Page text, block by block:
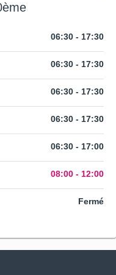
06:30 - 17:30
06:30 - 17:30
06:30 - 17:30
06:30 - 17:30
06:30 - 17:00
08:00 - 12:00
Fermé